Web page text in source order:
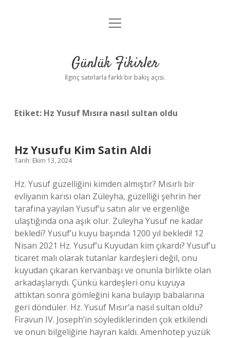
Anasayfa
Yasal Uyarı
menüyü
Günlük Fikirler
İlginç satırlarla farklı bir bakış açısı.
Etiket: Hz Yusuf Mısıra nasıl sultan oldu
Hz Yusufu Kim Satin Aldi
Tarih: Ekim 13, 2024
Hz. Yusuf güzelliğini kimden almıştır? Mısırlı bir
evliyanın karısı olan Züleyha, güzelliği şehrin her
tarafına yayılan Yusuf’u satın alır ve ergenliğe
ulaştığında ona aşık olur. Zuleyha Yusuf ne kadar
bekledi? Yusuf’u kuyu başında 1200 yıl bekledi! 12
Nisan 2021 Hz. Yusuf’u Kuyudan kim çıkardı? Yusuf’u
ticaret malı olarak tutanlar kardeşleri değil, onu
kuyudan çıkaran kervanbaşı ve onunla birlikte olan
arkadaşlarıydı. Çünkü kardeşleri onu kuyuya
attıktan sonra gömleğini kana bulayıp babalarına
geri döndüler. Hz. Yusuf Mısır’a nasıl sultan oldu?
Firavun IV. Joseph’in söylediklerinden çok etkilendi
ve onun bilgeliğine hayran kaldı. Amenhotep yüzük